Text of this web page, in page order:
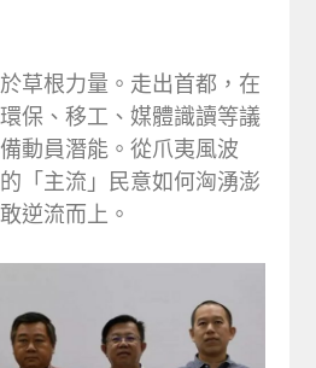
草根力量。走出首都，在
保、移工、媒體識讀等議
動員潛能。從爪夷風波
「主流」民意如何洶湧澎
逆流而上。